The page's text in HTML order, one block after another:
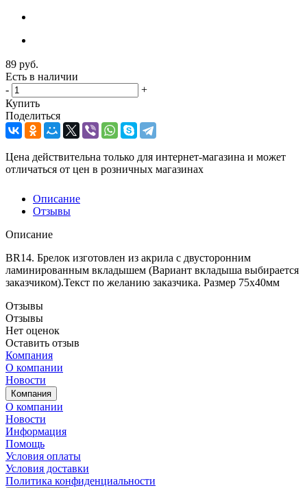
89 руб.
Есть в наличии
-
+
Купить
Поделиться
Цена действительна только для интернет-магазина и может
отличаться от цен в розничных магазинах
Описание
Отзывы
Описание
BR14. Брелок изготовлен из акрила с двусторонним
ламинированным вкладышем (Вариант вкладыша выбирается
заказчиком).Текст по желанию заказчика. Размер 75х40мм
Отзывы
Отзывы
Нет оценок
Оставить отзыв
Компания
О компании
Новости
Компания
О компании
Новости
Информация
Помощь
Условия оплаты
Условия доставки
Политика конфиденциальности